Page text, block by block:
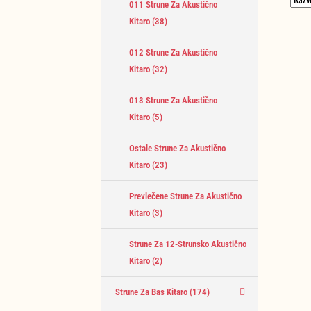
011 Strune Za Akustično
Kitaro(38)
012 Strune Za Akustično
Kitaro(32)
013 Strune Za Akustično
Kitaro(5)
Ostale Strune Za Akustično
Kitaro(23)
Prevlečene Strune Za Akustično
Kitaro(3)
Strune Za 12-Strunsko Akustično
Kitaro(2)
Strune Za Bas Kitaro(174)